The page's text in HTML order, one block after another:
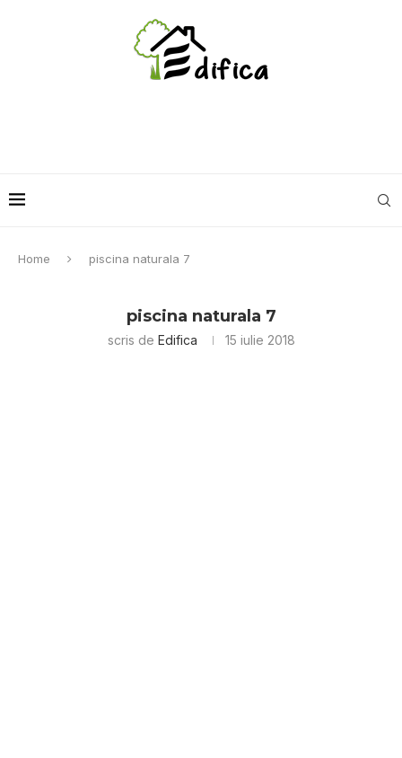
Home piscina naturala 7
piscina naturala 7
scris de Edifica 15 iulie 2018